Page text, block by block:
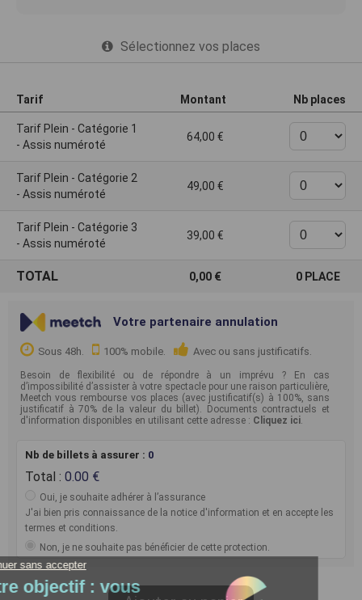
Sélectionnez vos places
Tarif Montant Nb places
Tarif Plein - Catégorie 1
- Assis numéroté
64,00
Tarif Plein - Catégorie 2
- Assis numéroté
49,00
Tarif Plein - Catégorie 3
- Assis numéroté
39,00
TOTAL 0,00 0 PLACE
Votre partenaire annulation
Sous 48h. 100% mobile. Avec ou sans justificatifs.
Besoin de flexibilité ou de répondre à un imprévu ? En cas
d’impossibilité d’assister à votre spectacle pour une raison particulière,
Meetch vous rembourse vos places (avec justificatif(s) à 100%, sans
justificatif à 70% de la valeur du billet). Documents contractuels et
d'information disponibles en utilisant cette adresse : Cliquez ici.
Nb de billets à assurer : 0
Total : 0.00
Oui, je souhaite adhérer à l’assurance
J'ai bien pris connaissance de la notice d'information et en accepte les
termes et conditions.
Non, je ne souhaite pas bénéficier de cette protection.